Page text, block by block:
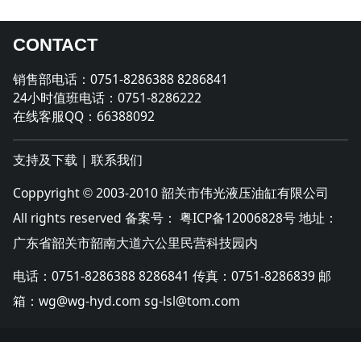
CONTACT
销售部电话：0751-8286388 8286841
24小时值班电话：0751-8286222
在线客服QQ：66388092
支持及下载 | 联系我们
Coppyright ©2003-2010 韶关市伟光液压油缸有限公司
All rights reserved 备案号： 粤ICP备12006828号地址：
广东省韶关市韶南大道六公里民营科技园内
电话：0751-8286388 8286841 传真：0751-8286839 邮
箱：wg@wg-hyd.com sg-lsl@tom.com